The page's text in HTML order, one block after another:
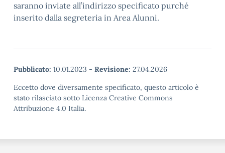
saranno inviate all’indirizzo specificato purché
inserito dalla segreteria in Area Alunni.
Pubblicato: 10.01.2023 - Revisione: 27.04.2026
Eccetto dove diversamente specificato, questo articolo è
stato rilasciato sotto Licenza Creative Commons
Attribuzione 4.0 Italia.